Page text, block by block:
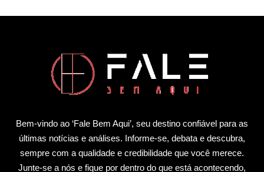
Bem-vindo ao ‘Fale Bem Aqui’, seu destino confiável para as
últimas notícias e análises. Informe-se, debata e descubra,
sempre com a qualidade e credibilidade que você merece.
Junte-se a nós e fique por dentro do que está acontecendo,